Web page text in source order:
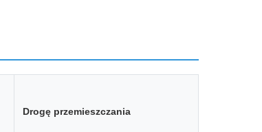
Drogę przemieszczania